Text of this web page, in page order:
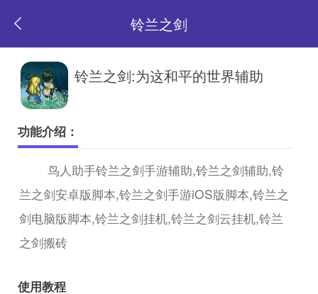
铃兰之剑
返
页
铃兰之剑:为这和平的世界辅助
功能介绍：
鸟人助手铃兰之剑手游辅助,铃兰之剑辅助,铃
兰之剑安卓版脚本,铃兰之剑手游iOS版脚本,铃兰之
剑电脑版脚本,铃兰之剑挂机,铃兰之剑云挂机,铃兰
之剑搬砖
使用教程